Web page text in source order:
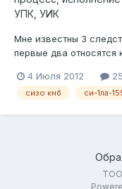
УПК, УИК
Мне известны 3
первые два относятся
по западную сторону
Маметовой и пр.
4 Июля 2012
сизо кнб си-1ла-
ТОО